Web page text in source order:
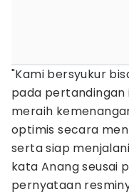
"Kami bersyukur
pada pertandingan
meraih
optimis secara
serta siap
kata Anang seusai
pernyataan